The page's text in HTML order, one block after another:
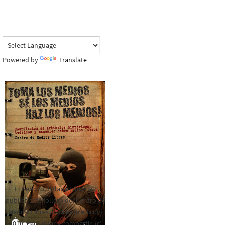
Powered by Translate
El Rebozo, Palapa Editorial,
publica este folleto del Centro de
Medios Libres. Esta es la edición